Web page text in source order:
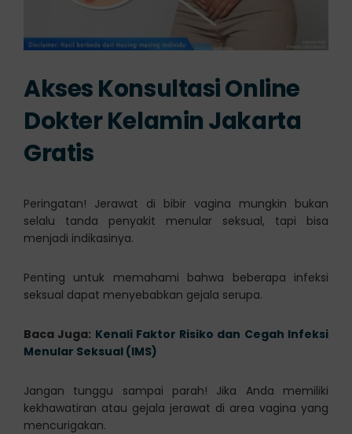
AksesKonsultasi Online
Dokter Kelamin Jakarta
Gratis
Peringatan! Jerawat di bibir vagina mungkin bukan
selalu tanda penyakit menular seksual, tapi bisa
menjadi indikasinya.
Penting untuk memahami bahwa beberapa infeksi
seksual dapat menyebabkan gejala serupa.
Baca Juga: Kenali Faktor Risiko dan Cegah Infeksi
Menular Seksual (IMS)
Jangan tunggu sampai parah! Jika Anda memiliki
kekhawatiran atau gejala jerawat di area vagina yang
mencurigakan.